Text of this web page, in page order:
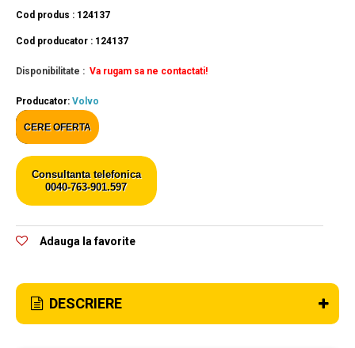
Cod produs : 124137
Cod producator : 124137
Disponibilitate : Va rugam sa ne contactati!
Producator: Volvo
CERE OFERTA
Consultanta telefonica
0040-763-901.597
Adauga la favorite
DESCRIERE